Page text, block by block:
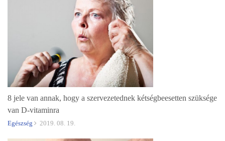
8 jele van annak, hogy a szervezetednek kétségbeesetten szüksége
van D-vitaminra
Egészség 2019. 08. 19.